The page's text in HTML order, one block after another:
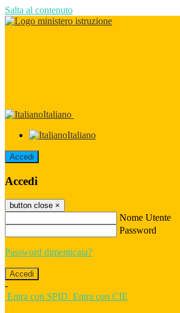
Salta al contenuto
Italiano
Italiano
Accedi
Accedi
button close ×
Nome Utente
Password
Password dimenticata?
-
Entra con SPID Entra con CIE